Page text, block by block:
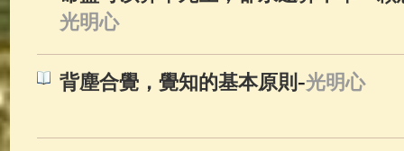
光明心
背塵合覺，覺知的基本原則-光明心